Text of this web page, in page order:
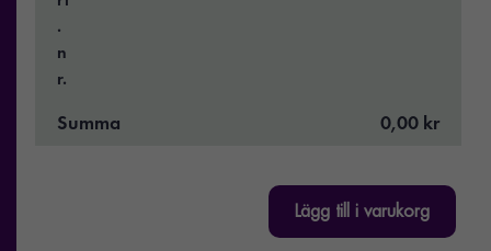
.
n
r.
Summa 0,00 kr
Lägg till i varukorg